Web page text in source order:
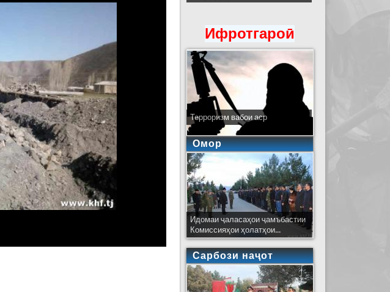
Ифротгароӣ
Терроризм вабои аср
Омор
Идомаи ҷаласаҳои ҷамъбастии
Комиссияҳои ҳолатҳои...
Сарбози наҷот